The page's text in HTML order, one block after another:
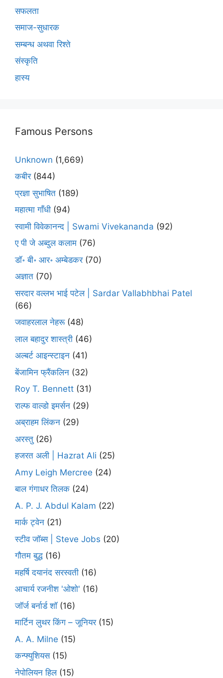
सफलता
समाज-सुधारक
सम्बन्ध अथवा रिश्ते
संस्कृति
हास्य
Famous Persons
Unknown (1,669)
कबीर(844)
प्रज्ञा सुभाषित (189)
महात्मा गाँधी (94)
स्वामी विवेकानन्द | Swami Vivekananda (92)
ए पी जे अब्दुल कलाम (76)
डॉ॰ बी॰ आर॰ अम्बेडकर(70)
अज्ञात (70)
सरदार वल्लभ भाई पटेल | Sardar Vallabhbhai Patel
(66)
जवाहरलाल नेहरू(48)
लाल बहादुर शास्त्री (46)
अल्बर्ट आइन्स्टाइन (41)
बेंजामिन फ्रैंकलिन (32)
Roy T. Bennett (31)
राल्फ वाल्डो इमर्सन (29)
अब्राहम लिंकन (29)
अरस्तु (26)
हजरत अली | Hazrat Ali (25)
Amy Leigh Mercree (24)
बाल गंगाधर तिलक (24)
A. P. J. Abdul Kalam (22)
मार्क ट्वेन (21)
स्टीव जॉब्स | Steve Jobs (20)
गौतम बुद्ध (16)
महर्षि दयानंद सरस्वती (16)
आचार्य रजनीश 'ओशो' (16)
जॉर्ज बर्नार्ड शॉ(16)
मार्टिन लुथर किंग – जूनियर(15)
A. A. Milne (15)
कन्फ्युशियस(15)
नेपोलियन हिल(15)